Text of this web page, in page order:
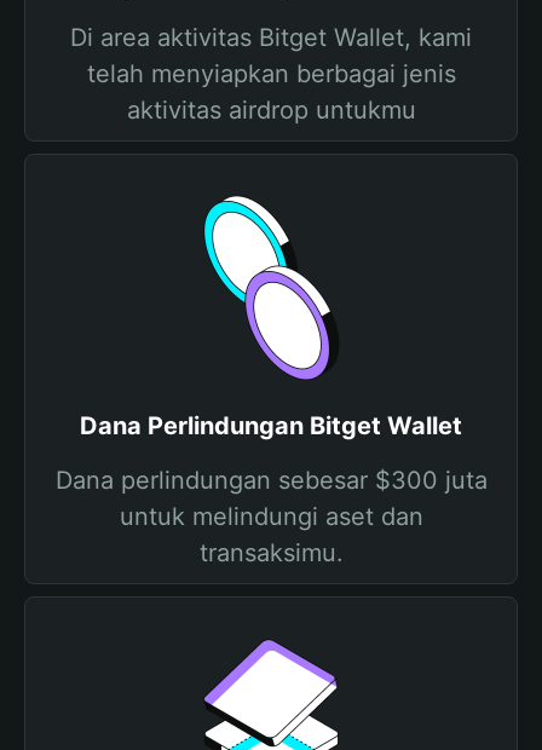
Di area aktivitas Bitget Wallet, kami
telah menyiapkan berbagai jenis
aktivitas airdrop untukmu
Dana Perlindungan Bitget Wallet
Dana perlindungan sebesar $300 juta
untuk melindungi aset dan
transaksimu.